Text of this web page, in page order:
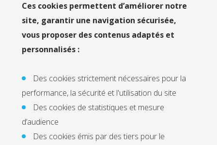
Ces cookies permettent d’améliorer notre
site, garantir une navigation sécurisée,
vous proposer des contenus adaptés et
personnalisés :
Des cookies strictement nécessaires pour la
performance, la sécurité et l'utilisation du site
Des cookies de statistiques et mesure
d’audience
Des cookies émis par des tiers pour le